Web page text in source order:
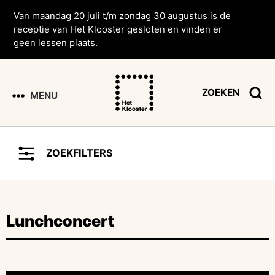
Van maandag 20 juli t/m zondag 30 augustus is de
receptie van Het Klooster gesloten en vinden er
geen lessen plaats.
MENU ZOEKEN
ZOEKFILTERS
Lunchconcert